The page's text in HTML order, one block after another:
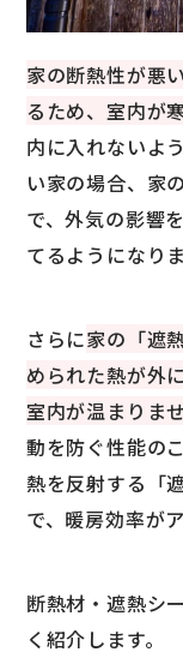
家の断熱性が悪
るため、室内が
内に入れないよ
い家の場合、家
で、外気の影響
てるようになりま
さらに家の「遮
められた熱が外
室内が温まりませ
動を防ぐ性能のこ
熱を反射する「
で、暖房効率が
断熱材・遮熱シ
く紹介します。